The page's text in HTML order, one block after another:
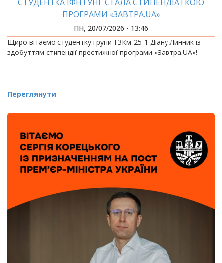
СТУДЕНТКА ІФНТУНГ СТАЛА СТИПЕНДІАТКОЮ
ПРОГРАМИ «ЗАВТРА.UA»
ПН, 20/07/2026 - 13:46
Щиро вітаємо студентку групи ТЗКм-25-1 Діану Линник із
здобуттям стипендії престижної програми «Завтра.UA»!
Переглянути